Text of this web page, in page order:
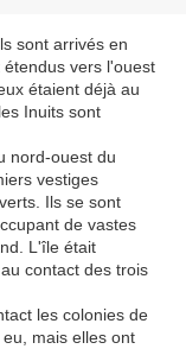
sont arrivés en
vers l'ouest
étaient déjà au
Inuits sont
nord-ouest du
vestiges
Ils se sont
de vastes
L'île était
contact des trois
les colonies de
mais elles ont